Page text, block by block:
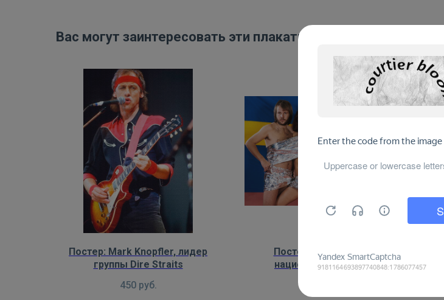
Вас могут заинтересовать эти плакаты:
Постер: Mark Knopfler, лидер
группы Dire Straits
450 руб.
Постер: ABBA на фоне
национального флага